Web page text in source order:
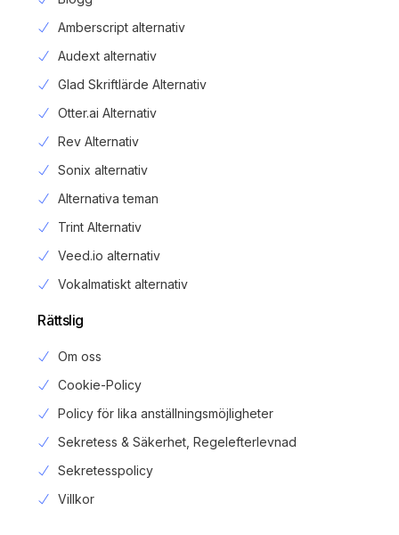
Amberscript alternativ
Audext alternativ
Glad Skriftlärde Alternativ
Otter.ai Alternativ
Rev Alternativ
Sonix alternativ
Alternativa teman
Trint Alternativ
Veed.io alternativ
Vokalmatiskt alternativ
Rättslig
Om oss
Cookie-Policy
Policy för lika anställningsmöjligheter
Sekretess & Säkerhet, Regelefterlevnad
Sekretesspolicy
Villkor